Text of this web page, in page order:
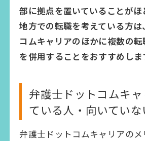
部に拠点を置いていることがほ
地方での転職を考えている方は
コムキャリアのほかに複数の
を併用することをおすすめしま
弁護士ドットコムキ
ている人・向いていな
弁護士ドットコムキャリアのメ